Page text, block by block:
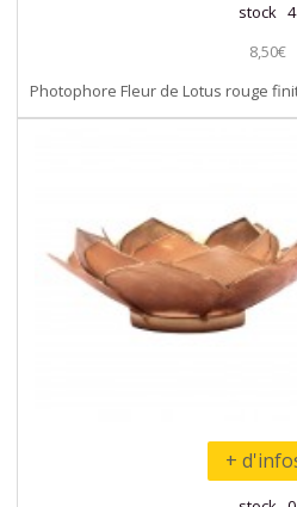
stock 4
8,50€
Photophore Fleur de Lotus rouge
+